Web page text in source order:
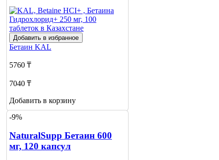
Добавить в избранное
Бетаин KAL
5760 ₸
7040 ₸
Добавить в корзину
-9%
NaturalSupp Бетаин 600
мг, 120 капсул